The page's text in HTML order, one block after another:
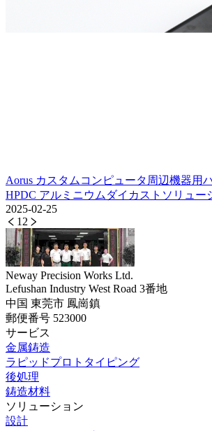
Aorus カスタムコンピュータ周辺機器用
HPDC アルミニウムダイカストソリュー
2025-02-25
1 2
Neway Precision Works Ltd.
Lefushan Industry West Road 3番地
中国 東莞市 鳳崗鎮
郵便番号 523000
サービス
金属鋳造
ラピッドプロトタイピング
後処理
鋳造材料
ソリューション
設計